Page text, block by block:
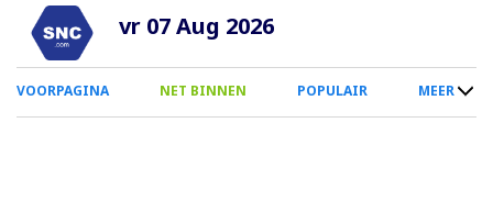
Overslaan
naar
inhoud
vr 07 Aug 2026
0
Smartphone
VOORPAGINA NET BINNEN POPULAIR MEER